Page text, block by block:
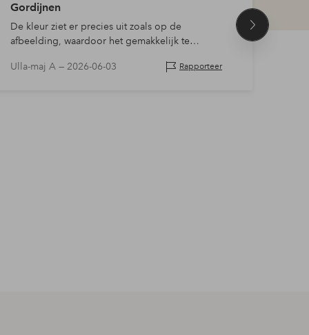
Gordijnen
De kleur ziet er precies uit zoals op de
afbeelding, waardoor het gemakkelijk te
Ulla-maj A —2026-06-03 Rapporteer
Volgend